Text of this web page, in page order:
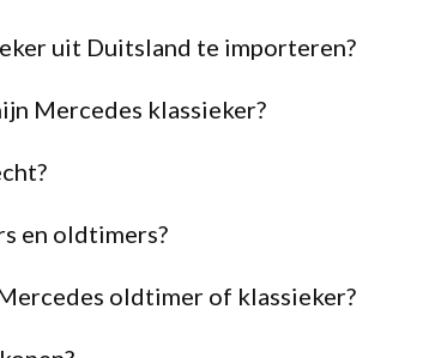
uit Duitsland te importeren?
Mercedes klassieker?
en oldtimers?
oldtimer of klassieker?